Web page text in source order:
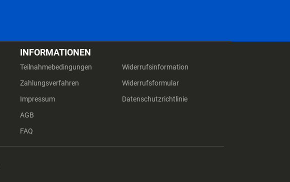
INFORMATIONEN
Teilnahmebedingungen
Zahlungsverfahren
Impressum
AGB
FAQ
Widerrufsinformation
Widerrufsformular
Datenschutzrichtlinie